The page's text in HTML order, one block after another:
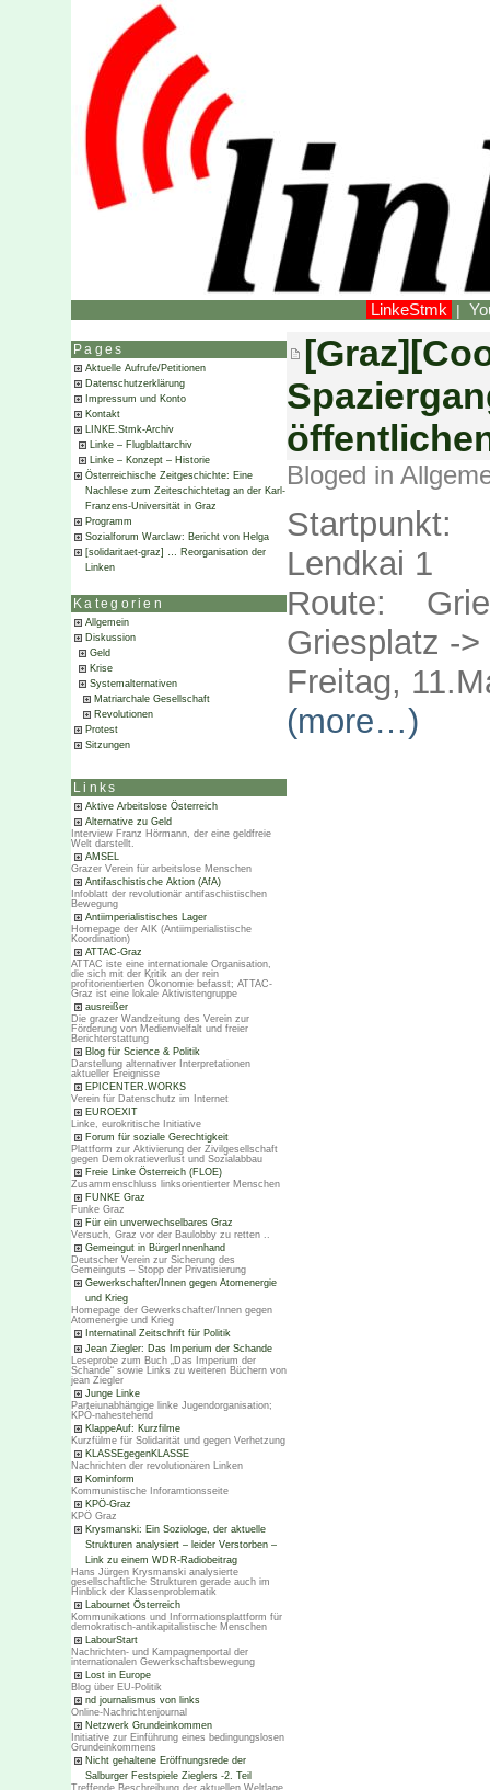
LinkeStmk |
Pages
Aktuelle Aufrufe/Petitionen
Datenschutzerklärung
Impressum und Konto
Kontakt
LINKE.Stmk-Archiv
Linke – Flugblattarchiv
Linke – Konzept – Historie
Österreichische Zeitgeschichte: Eine
Nachlese zum Zeiteschichtetag an der Karl-
Franzens-Universität in Graz
Programm
Sozialforum Warclaw: Bericht von Helga
[solidaritaet-graz] … Reorganisation der
Linken
Kategorien
Allgemein
Diskussion
Geld
Krise
Systemalternativen
Matriarchale Gesellschaft
Revolutionen
Protest
Sitzungen
Links
Aktive Arbeitslose Österreich
Alternative zu Geld
Interview Franz Hörmann, der eine geldfreie
Welt darstellt.
AMSEL
Grazer Verein für arbeitslose Menschen
Antifaschistische Aktion (AfA)
Infoblatt der revolutionär antifaschistischen
Bewegung
Antiimperialistisches Lager
Homepage der AIK (Antiimperialistische
Koordination)
ATTAC-Graz
ATTAC iste eine internationale Organisation,
die sich mit der Kritik an der rein
profitorientierten Ökonomie befasst; ATTAC-
Graz ist eine lokale Aktivistengruppe
ausreißer
Die grazer Wandzeitung des Verein zur
Förderung von Medienvielfalt und freier
Berichterstattung
Blog für Science & Politik
Darstellung alternativer Interpretationen
aktueller Ereignisse
EPICENTER.WORKS
Verein für Datenschutz im Internet
EUROEXIT
Linke, eurokritische Initiative
Forum für soziale Gerechtigkeit
Plattform zur Aktivierung der Zivilgesellschaft
gegen Demokratieverlust und Sozialabbau
Freie Linke Österreich (FLOE)
Zusammenschluss linksorientierter Menschen
FUNKE Graz
Funke Graz
Für ein unverwechselbares Graz
Versuch, Graz vor der Baulobby zu retten ..
Gemeingut in BürgerInnenhand
Deutscher Verein zur Sicherung des
Gemeinguts – Stopp der Privatisierung
Gewerkschafter/Innen gegen Atomenergie
und Krieg
Homepage der Gewerkschafter/Innen gegen
Atomenergie und Krieg
Internatinal Zeitschrift für Politik
Jean Ziegler: Das Imperium der Schande
Leseprobe zum Buch „Das Imperium der
Schande“ sowie Links zu weiteren Büchern von
jean Ziegler
Junge Linke
Parteiunabhängige linke Jugendorganisation;
KPÖ-nahestehend
KlappeAuf: Kurzfilme
Kurzfülme für Solidarität und gegen Verhetzung
KLASSEgegenKLASSE
Nachrichten der revolutionären Linken
Kominform
Kommunistische Inforamtionsseite
KPÖ-Graz
KPÖ Graz
Krysmanski: Ein Soziologe, der aktuelle
Strukturen analysiert – leider Verstorben –
Link zu einem WDR-Radiobeitrag
Hans Jürgen Krysmanski analysierte
gesellschaftliche Strukturen gerade auch im
Hinblick der Klassenproblematik
Labournet Österreich
Kommunikations und Informationsplattform für
demokratisch-antikapitalistische Menschen
LabourStart
Nachrichten- und Kampagnenportal der
internationalen Gewerkschaftsbewegung
Lost in Europe
Blog über EU-Politik
nd journalismus von links
Online-Nachrichtenjournal
Netzwerk Grundeinkommen
Initiative zur Einführung eines bedingungslosen
Grundeinkommens
Nicht gehaltene Eröffnungsrede der
Salburger Festspiele Zieglers -2. Teil
Treffende Beschreibung der aktuellen Weltlage
Bloged in
Lendkai 1
Route:
Griesplatz -
Freitag,
(more…)